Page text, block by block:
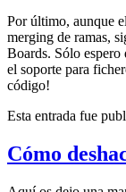
Por último, aunque
merging de ramas,
Boards. Sólo espero
el soporte para
código!
Esta entrada fue
Cómo